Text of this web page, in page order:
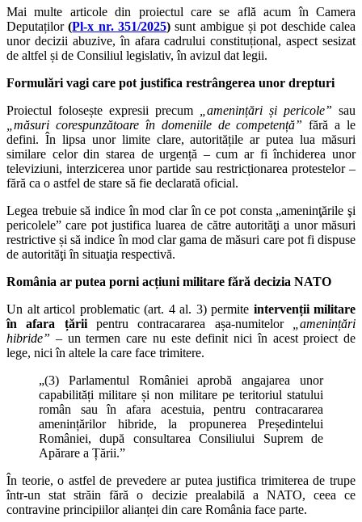
Mai multe articole din proiectul care se află acum în Camera
Deputaților(Pl-x nr. 351/2025)sunt ambigue și pot deschide calea
unor decizii abuzive, în afara cadrului constituțional, aspect sesizat
de altfel și de Consiliul legislativ, în avizul dat legii.
Formulări vagi care pot justifica restrângerea unor drepturi
Proiectul folosește expresii precum
„amenințări și pericole” sau
„măsuri corespunzătoare în domeniile de competență” fără a le
defini. În lipsa unor limite clare, autoritățile ar putea lua măsuri
similare celor din starea de urgență – cum ar fi închiderea unor
televiziuni, interzicerea unor partide sau restricționarea protestelor –
fără ca o astfel de stare să fie declarată oficial.
Legea trebuie să indice în mod clar în ce pot consta „ameninţările şi
pericolele” care pot justifica luarea de către autorităţi a unor măsuri
restrictive și să indice în mod clar gama de măsuri care pot fi dispuse
de autorităţi în situaţia respectivă.
România ar putea porni acțiuni militare fără decizia NATO
Un alt articol problematic (art. 4 al. 3) permite intervenții militare
în afara țăriipentru contracararea așa-numitelor
„amenințări
hibride” – un termen care nu este definit nici în acest proiect de
lege, nici în altele la care face trimitere.
„(3) Parlamentul României aprobă angajarea unor
capabilități militare și non militare pe teritoriul statului
român sau în afara acestuia, pentru contracararea
amenințărilor hibride, la propunerea Președintelui
României, după consultarea Consiliului Suprem de
Apărare a Țării.”
În teorie, o astfel de prevedere ar putea justifica trimiterea de trupe
într-un stat străin fără o decizie prealabilă a NATO, ceea ce
contravine principiilor alianței din care România face parte.